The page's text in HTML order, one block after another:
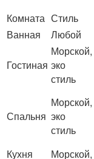
Комната Стиль
Ванная
Любой
Гостиная
Морской,
эко
стиль
Спальня
Морской,
эко
стиль
Кухня
Морской,